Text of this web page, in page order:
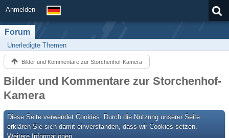
Anmelden
Forum
Unerledigte Themen
Bilder und Kommentare zur Storchenhof-Kamera
Bilder und Kommentare zur Storchenhof-
Kamera
Diese Seite verwendet Cookies. Durch die Nutzung unserer Seite
erklären Sie sich damit einverstanden, dass wir Cookies setzen.
Weitere Informationen